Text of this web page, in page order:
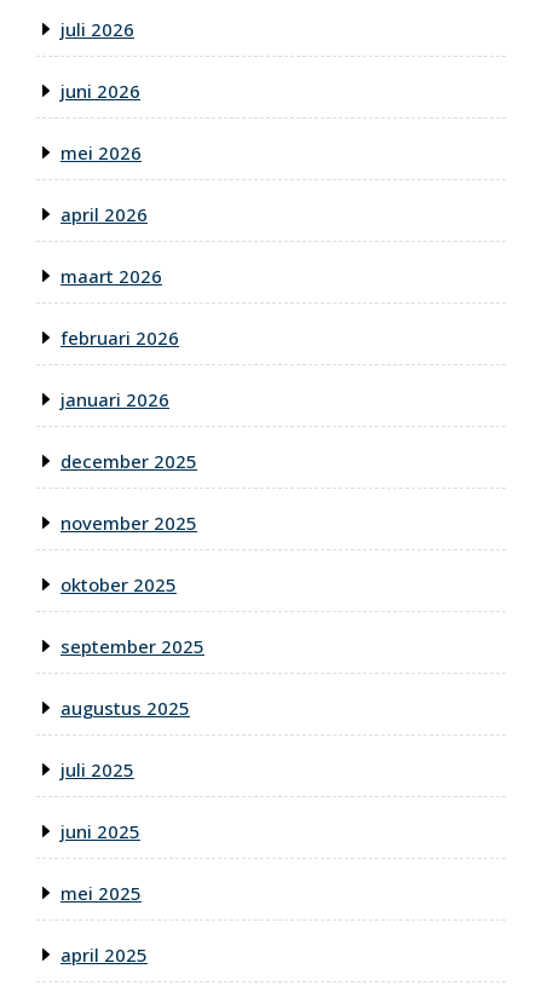
juli 2026
juni 2026
mei 2026
april 2026
maart 2026
februari 2026
januari 2026
december 2025
november 2025
oktober 2025
september 2025
augustus 2025
juli 2025
juni 2025
mei 2025
april 2025